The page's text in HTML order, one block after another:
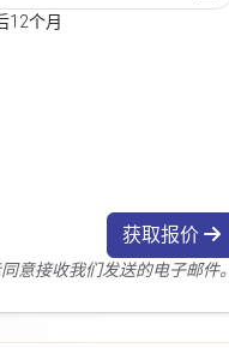
12个月
获取报价
意接收我们发送的电子邮件。